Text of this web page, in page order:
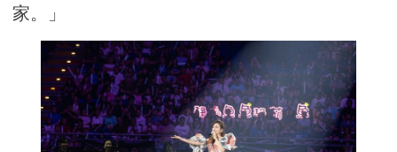
家。」